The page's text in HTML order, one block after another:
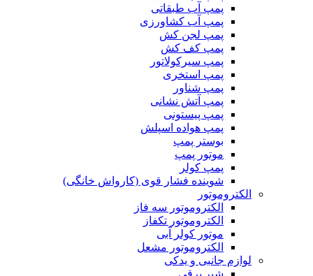
پمپ آب طبقاتی
پمپ آب کشاورزی
پمپ لجن کش
پمپ کف کش
پمپ سیرکولاتور
پمپ استخری
پمپ شناور
پمپ آتش نشانی
پمپ پیستونی
پمپ هواده اسپلش
بوستر پمپ
موتور پمپ
پمپ کولر
شوینده فشار قوی (کارواش خانگی)
الکتروموتور
الکتروموتور سه فاز
الکتروموتور تکفاز
موتور کولر آبی
الکتروموتور مشعل
لوازم جانبی و یدکی